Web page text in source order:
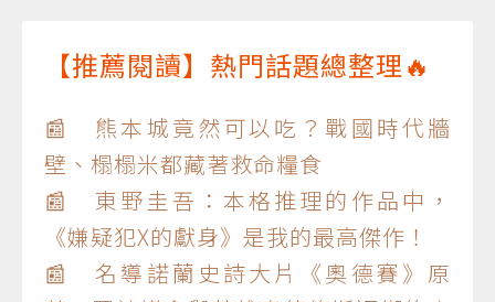
【推薦閱讀】熱門話題總整理🔥
📰 熊本城竟然可以吃？戰國時代牆
壁、榻榻米都藏著救命糧食
📰 東野圭吾：本格推理的作品中，
《嫌疑犯X的獻身》是我的最高傑作！
📰 名導諾蘭史詩大片《奧德賽》原